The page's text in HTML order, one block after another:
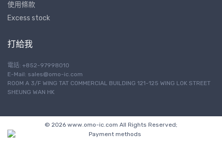
使用條款
Excess stock
打給我
電話: +852-97998010
E-Mail: sales@omo-ic.com
ROOM A 3/F WING TAT COMMERCIAL BUILDING 121-125 WING LOK STREET
SHEUNG WAN HK
© 2026 www.omo-ic.com All Rights Reserved;